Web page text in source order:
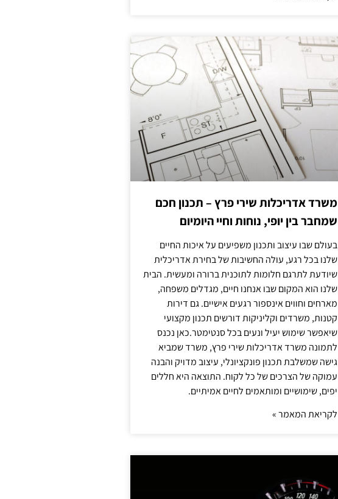
משרד אדריכלות שירי פרץ – תכנון חכם
שמחבר בין יופי, נוחות וחיי היומיום
בעולם שבו עיצוב ותכנון משפיעים על איכות החיים
שלנו בכל רגע, עולה החשיבות של בחירת אדריכלית
שיודעת לתרגם חלומות לתוכנית ברורה ומעשית. הבית
שלנו הוא המקום שבו אנחנו חיים, מגדלים משפחה,
מארחים וחווים אינספור רגעים אישיים. גם דירות
קטנות, משרדים וקליניקות דורשים תכנון מקצועי
שיאפשר שימוש יעיל ונעים בכל סנטימטר.כאן נכנס
לתמונה משרד אדריכלות שירי פרץ, משרד שמביא
גישה שמשלבת תכנון פונקציונלי, עיצוב מדויק והבנה
עמוקה של הצרכים של כל לקוח. התוצאה היא חללים
יפים, שימושיים ומותאמים לחיים אמיתיים.
לקריאת המאמר »